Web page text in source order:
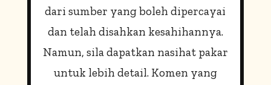
dari sumber yang boleh dipercayai
dan telah disahkan kesahihannya.
Namun, sila dapatkan nasihat pakar
untuk lebih detail. Komen yang